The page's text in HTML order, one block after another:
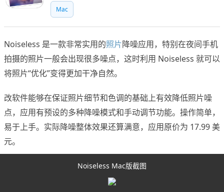
Mac
Noiseless 是一款非常实用的照片降噪应用，特别在夜间手机
拍摄的照片一般会出现很多噪点，这时利用 Noiseless 就可以
将照片“优化”变得更加干净自然。
改软件能够在保证照片细节和色调的基础上有效降低照片噪
点，应用有预设的多种降噪模式和手动调节功能。操作简单，
易于上手。实际降噪整体效果还算满意，应用原价为 17.99 美
元。
Noiseless Mac版截图